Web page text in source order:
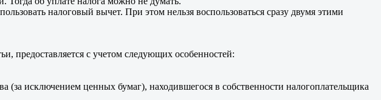
налоговый вычет. При этом нельзя воспользоваться сразу двумя этими
предоставляется с учетом следующих особенностей:
исключением ценных бумаг), находившегося в собственности налогоплательщика